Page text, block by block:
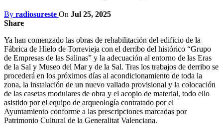
By radiosureste On Jul 25, 2025
Share
Ya han comenzado las obras de rehabilitación del edificio de la
Fábrica de Hielo de Torrevieja con el derribo del histórico “Grupo
de Empresas de las Salinas” y la adecuación al entorno de las Eras
de la Sal y Museo del Mar y de la Sal. Tras los trabajos de derribo se
procederá en los próximos días al acondicionamiento de toda la
zona, la instalación de un nuevo vallado provisional y la colocación
de las casetas modulares de obra y el acopio de material, todo ello
asistido por el equipo de arqueología contratado por el
Ayuntamiento conforme a las prescripciones marcadas por
Patrimonio Cultural de la Generalitat Valenciana.